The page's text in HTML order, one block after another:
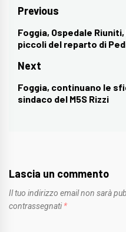
Navigazione
articoli
Previous
Previous
post:
Foggia, Ospedale
piccoli del reparto di
Next
Next
post:
Foggia, continuano le
sindaco del M5S Rizzi
Lascia un commento
Il tuo indirizzo email non sarà
contrassegnati *